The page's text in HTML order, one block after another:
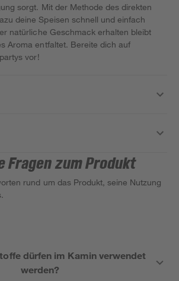
sorgt. Mit der Methode des direkten
deine Speisen schnell und einfach
natürliche Geschmack erhalten bleibt
Aroma entfaltet. Bereite dich auf
vor!
Fragen zum Produkt
rund um das Produkt, seine Nutzung
dürfen im Kamin verwendet
werden?